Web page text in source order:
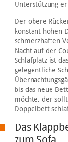
Unterstützung
Der obere
konstant hohen
schmerzhaften
Nacht auf der
Schlafplatz ist
gelegentliche
bis das neue
möchte, der
Doppelbett
Das
zum Sofa